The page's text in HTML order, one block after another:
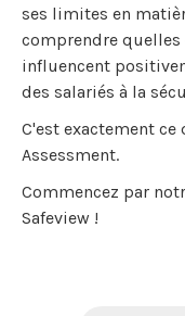
ses limites en
comprendre
influencent
des salariés à la
C'est exactement ce
Assessment.
Commencez par
Safeview !